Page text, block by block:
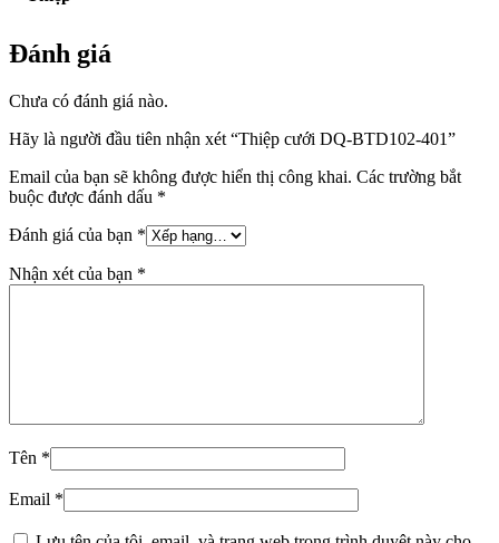
Đánh giá
Chưa có đánh giá nào.
Hãy là người đầu tiên nhận xét “Thiệp cưới DQ-BTD102-401”
Email của bạn sẽ không được hiển thị công khai. Các trường bắt
buộc được đánh dấu *
Đánh giá của bạn *
Nhận xét của bạn *
Tên *
Email *